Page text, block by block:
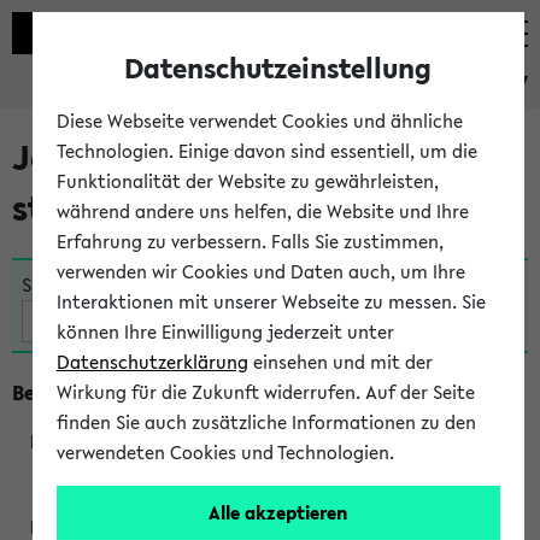
eKVV
Jetzt und in Kürze
stattfindende Veranstaltungen
Suche:
Beginn um 10 Uhr
Datenschutzeinstellung
Diese Webseite verwendet Cookies und ähnliche
Technologien. Einige davon sind essentiell, um die
Funktionalität der Website zu gewährleisten,
während andere uns helfen, die Website und Ihre
Erfahrung zu verbessern. Falls Sie zustimmen,
verwenden wir Cookies und Daten auch, um Ihre
Interaktionen mit unserer Webseite zu messen. Sie
können Ihre Einwilligung jederzeit unter
Datenschutzerklärung einsehen und mit der
Wirkung für die Zukunft widerrufen. Auf der Seite
finden Sie auch zusätzliche Informationen zu den
verwendeten Cookies und Technologien.
Alle akzeptieren